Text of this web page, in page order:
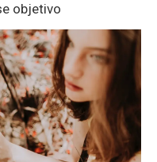
objetivo